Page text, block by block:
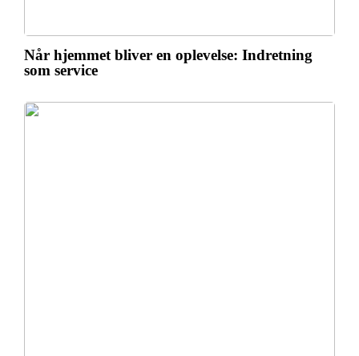
Når hjemmet bliver en oplevelse: Indretning
som service